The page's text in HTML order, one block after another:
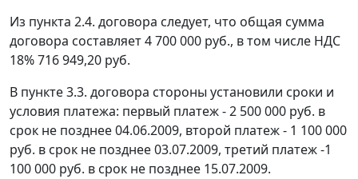
Из пункта 2.4. договора следует, что общая сумма
договора составляет 4 700 000 руб., в том числе НДС
18% 716 949,20 руб.
В пункте 3.3. договора стороны установили сроки и
условия платежа: первый платеж - 2 500 000 руб. в
срок не позднее 04.06.2009, второй платеж - 1 100 000
руб. в срок не позднее 03.07.2009, третий платеж -1
100 000 руб. в срок не позднее 15.07.2009.